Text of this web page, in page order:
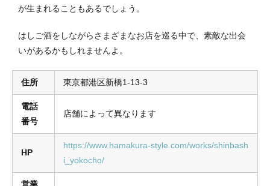
が生まれることもあるでしょう。
はしご酒をしながらさまざまなお店を巡る中で、素敵な出会
いがあるかもしれませんよ。
住所 東京都港区新橋1-13-3
電話
番号
店舗によって異なります
HP
https://www.hamakura-style.com/works/shinbash
i_yokocho/
営業